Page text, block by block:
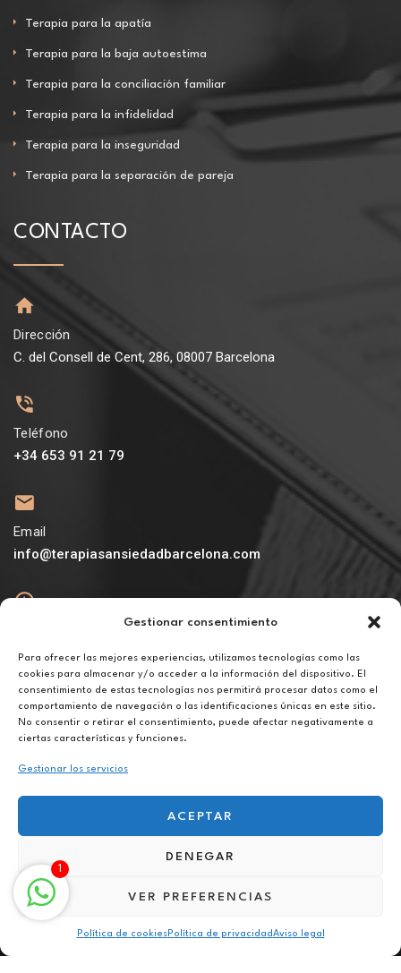
Gestionar consentimiento
Para ofrecer las mejores experiencias, utilizamos tecnologías como las
cookies para almacenar y/o acceder a la información del dispositivo. El
consentimiento de estas tecnologías nos permitirá procesar datos como el
comportamiento de navegación o las identificaciones únicas en este sitio.
No consentir o retirar el consentimiento, puede afectar negativamente a
ciertas características y funciones.
Gestionar los servicios
ACEPTAR
DENEGAR
VER PREFERENCIAS
Política de cookiesPolítica de privacidadAviso legal
Terapia para la apatía
Terapia para la baja autoestima
Terapia para la conciliación familiar
Terapia para la infidelidad
Terapia para la inseguridad
Terapia para la separación de pareja
CONTACTO
Dirección
C. del Consell de Cent, 286, 08007 Barcelona
Teléfono
+34 653 91 21 79
Email
info@terapiasansiedadbarcelona.com
De lunes a viernes de 10h a 20h
Aviso legal
Política de privacidad
Política de cookies
Terapia para la superación personal online en Jaén
1